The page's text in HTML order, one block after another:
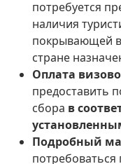
потребуется
наличия
покрывающей
стране
Оплата
предоставить
сбора в
Подробный